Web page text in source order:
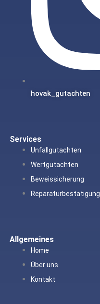
hovak_gutachten
Services
Unfallgutachten
Wertgutachten
Beweissicherung
Reparaturbestätigung
Allgemeines
Home
Über uns
Kontakt